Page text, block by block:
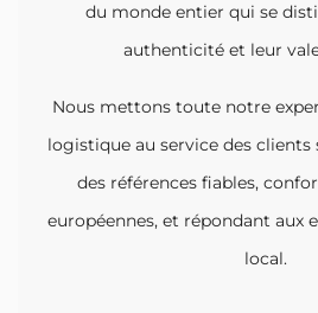
du monde entier qui se
authenticité et leur
Nous mettons toute notre
logistique au service des
des références fiables,
européennes, et répondant aux
local.